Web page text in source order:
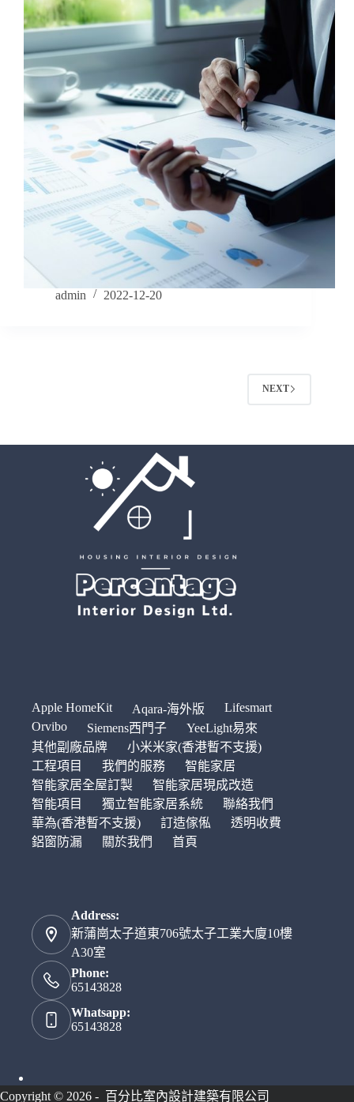
admin 2022-12-20
NEXT
Apple HomeKit Aqara-海外版
Lifesmart
Orvibo
Siemens西門子
YeeLight易來
其他副廠品牌
小米米家(香港暫不支援)
工程項目
我們的服務
智能家居
智能家居全屋訂製
智能家居現成改造
智能項目
獨立智能家居系統
聯絡我們
華為(香港暫不支援)
訂造傢俬
透明收費
鋁窗防漏
關於我們 首頁
Address:
新蒲崗太子道東706號太子工業大廈10樓
A30室
Phone:
65143828
Whatsapp:
65143828
Copyright © 2026 - 百分比室內設計建築有限公司